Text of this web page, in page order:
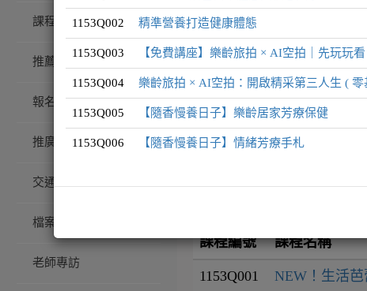
課程總覽
推薦課程
報名注意事項
推廣QA
交通/校園配置
檔案下載
老師專訪
樂齡 /
課程編號 課程名稱
1153Q001 NEW！生活
1153Q002 精準營養打造健康體態
1153Q003 【免費講座】樂齡旅拍 × AI空拍｜先玩玩看
1153Q004 樂齡旅拍 × AI空拍：開啟精采第三人生 ( 零
1153Q005 【隨香慢養日子】樂齡居家芳療保健
1153Q006 【隨香慢養日子】情緒芳療手札